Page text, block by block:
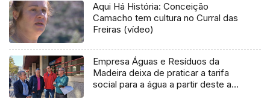
Aqui Há História: Conceição
Camacho tem cultura no Curral das
Freiras (vídeo)
Empresa Águas e Resíduos da
Madeira deixa de praticar a tarifa
social para a água a partir deste ano